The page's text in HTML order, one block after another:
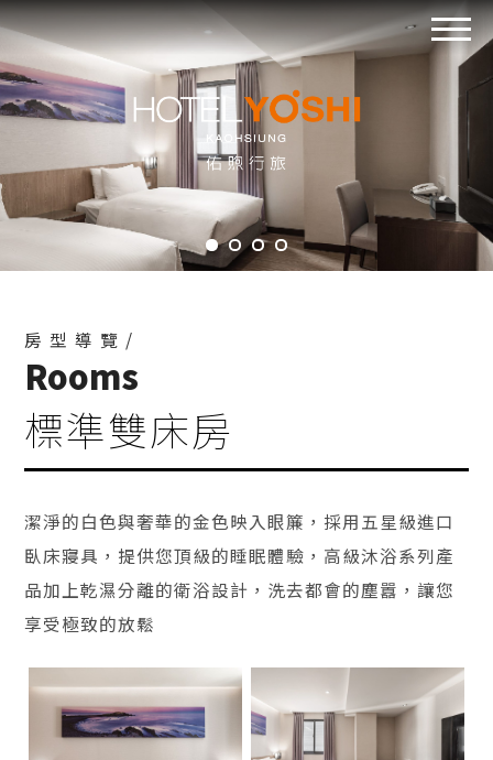
房型導覽/
Rooms
標準雙床房
潔淨的白色與奢華的金色映入眼簾，採用五星級進口
臥床寢具，提供您頂級的睡眠體驗，高級沐浴系列產
品加上乾濕分離的衛浴設計，洗去都會的塵囂，讓您
享受極致的放鬆